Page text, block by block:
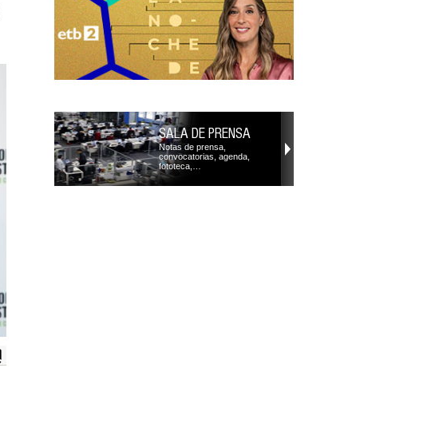
SALA DE PRENSA
Notas de prensa,
convocatorias, agenda,
fototeca,…